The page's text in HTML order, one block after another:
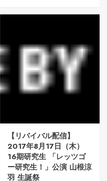
【リバイバル配信】
2017年8月17日（木）
16期研究生 「レッツゴ
ー研究生！」公演 山根涼
羽 生誕祭